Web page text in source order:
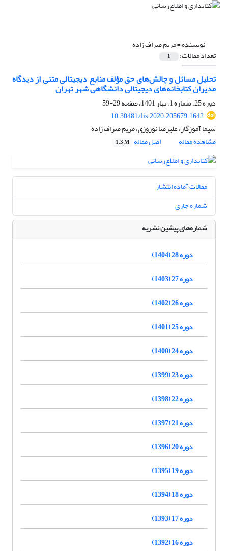
نویسنده =مریم صراف زاده
تعداد مقالات: 1
تحلیل مسائل و چالش‌های حق ‏‌مؤلف منابع دیجیتالی متنی از دیدگاه
مدیران کتابخانه‌های دیجیتالی دانشگاهی شهر تهران
دوره 25، شماره 1، بهار 1401، صفحه
29-59
10.30481/lis.2020.205679.1642
سیما آموزگار، علیرضا نوروزی، مریم صراف زاده
مشاهده مقاله
اصل مقاله 1.3 M
مقالات آماده انتشار
شماره جاری
شماره‌های پیشین نشریه
دوره 28 (1404)
دوره 27 (1403)
دوره 26 (1402)
دوره 25 (1401)
دوره 24 (1400)
دوره 23 (1399)
دوره 22 (1398)
دوره 21 (1397)
دوره 20 (1396)
دوره 19 (1395)
دوره 18 (1394)
دوره 17 (1393)
دوره 16 (1392)